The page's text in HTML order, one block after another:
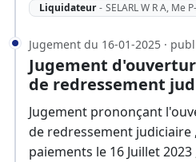
Liquidateur - SELARL W R A, Me
Jugement du 16-01-2025 ·
Jugement
de redressement
Jugement prononçant
de redressement judiciaire
paiements le 16 Juillet